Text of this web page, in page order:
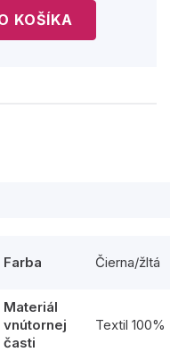
Farba Čierna/žltá
Materiál
vnútornej
časti
Textil 100%